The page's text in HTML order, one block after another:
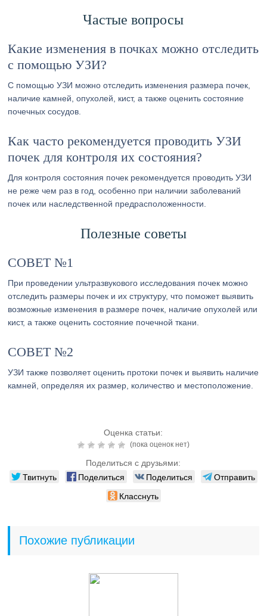
Частые вопросы
Какие изменения в почках можно отследить
с помощью УЗИ?
С помощью УЗИ можно отследить изменения размера почек,
наличие камней, опухолей, кист, а также оценить состояние
почечных сосудов.
Как часто рекомендуется проводить УЗИ
почек для контроля их состояния?
Для контроля состояния почек рекомендуется проводить УЗИ
не реже чем раз в год, особенно при наличии заболеваний
почек или наследственной предрасположенности.
Полезные советы
СОВЕТ №1
При проведении ультразвукового исследования почек можно
отследить размеры почек и их структуру, что поможет выявить
возможные изменения в размере почек, наличие опухолей или
кист, а также оценить состояние почечной ткани.
СОВЕТ №2
УЗИ также позволяет оценить протоки почек и выявить наличие
камней, определяя их размер, количество и местоположение.
Оценка статьи:
(пока оценок нет)
Поделиться с друзьями:
Твитнуть Поделиться Поделиться
Отправить
Класснуть
Похожие публикации